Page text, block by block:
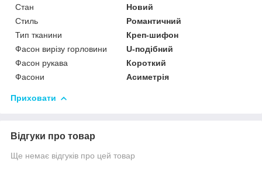
Стан
Новий
Стиль
Романтичний
Тип тканини
Креп-шифон
Фасон вирізу горловини
U-подібний
Фасон рукава
Короткий
Фасони
Асиметрія
Приховати
Відгуки про товар
Ще немає відгуків про цей товар